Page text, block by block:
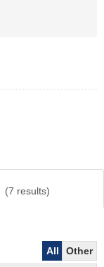
(7 results)
All
Other